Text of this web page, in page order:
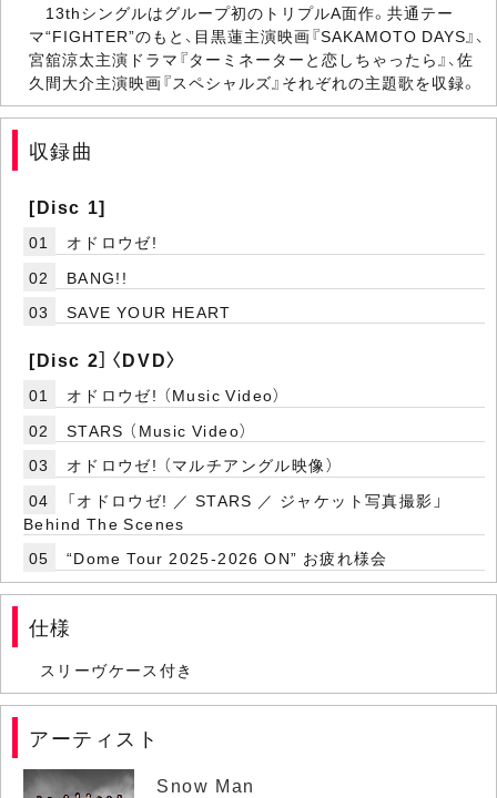
13thシングルはグループ初のトリプルA面作。共通テー
マ“FIGHTER”のもと、目黒蓮主演映画『SAKAMOTO DAYS』、
宮舘涼太主演ドラマ『ターミネーターと恋しちゃったら』、佐
久間大介主演映画『スペシャルズ』それぞれの主題歌を収録。
収録曲
[Disc 1]
01
オドロウゼ!
02
BANG!!
03
SAVE YOUR HEART
[Disc 2］〈DVD〉
01
オドロウゼ! （Music Video）
02
STARS （Music Video）
03
オドロウゼ! （マルチアングル映像）
04
「オドロウゼ! ／ STARS ／ ジャケット写真撮影」
Behind The Scenes
05
“Dome Tour 2025-2026 ON” お疲れ様会
仕様
スリーヴケース付き
アーティスト
Snow Man